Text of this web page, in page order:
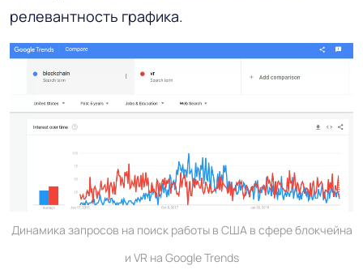
релевантность графика.
Динамика запросов на поиск работы в США в сфере блокчейна
и VR на Google Trends